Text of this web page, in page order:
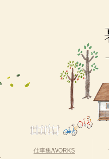
仕事集/WORKS